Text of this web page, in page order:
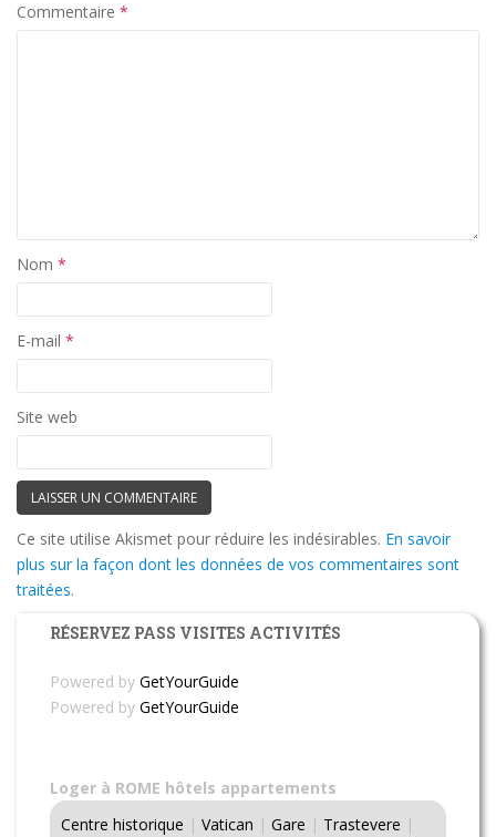
Commentaire *
Nom *
E-mail *
Site web
Ce site utilise Akismet pour réduire les indésirables. En savoir
plus sur la façon dont les données de vos commentaires sont
traitées.
RÉSERVEZ PASS VISITES ACTIVITÉS
Powered by GetYourGuide
Powered by GetYourGuide
Loger à ROME hôtels appartements
Centre historique | Vatican | Gare | Trastevere |